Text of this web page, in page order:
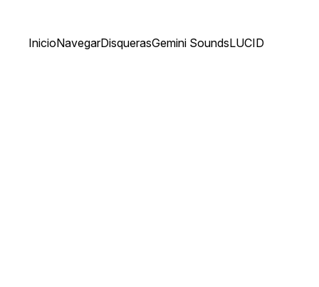
InicioNavegarDisquerasGemini SoundsLUCID